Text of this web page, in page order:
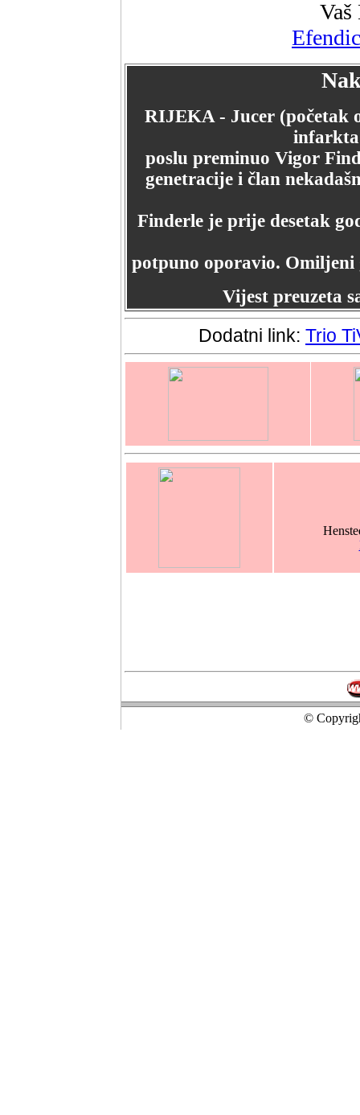
Vaš
RIJEKA - Jucer (početak
infarkta
poslu preminuo Vigor
genetracije i član
Finderle je prije desetak
potpuno oporavio. Omiljeni
Vijest preuzeta
Dodatni link: Trio
©